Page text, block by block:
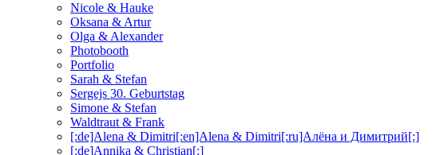
Nicole & Hauke
Oksana & Artur
Olga & Alexander
Photobooth
Portfolio
Sarah & Stefan
Sergejs 30. Geburtstag
Simone & Stefan
Waldtraut & Frank
[:de]Alena & Dimitri[:en]Alena & Dimitri[:ru]Алёна и Димитрий[:]
[:de]Annika & Christian[:]